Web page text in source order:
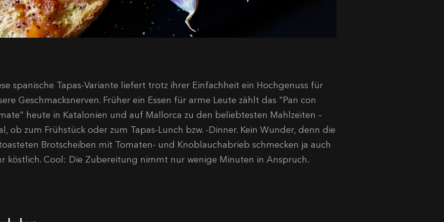
spanische Tapas-Variante liefert trotz ihrer Einfachheit ein Hochgenuss für
Geschmacksnerven. Früher ein Essen für arme Leute zählt das "Pan con
heute in Katalonien und auf Mallorca zu den beliebtesten Mahlzeiten –
ob zum Frühstück oder zum Tapas-Lunch bzw. -Dinner. Kein Wunder, denn die
Brotscheiben mit Tomaten- und Knoblauchabrieb schmecken ja auch
köstlich. Cool: Die Zubereitung nimmt nur wenige Minuten in Anspruch.